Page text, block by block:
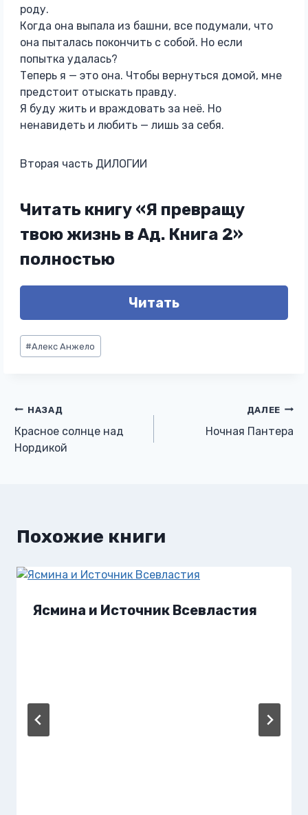
роду.
Когда она выпала из башни, все подумали, что
она пыталась покончить с собой. Но если
попытка удалась?
Теперь я — это она. Чтобы вернуться домой, мне
предстоит отыскать правду.
Я буду жить и враждовать за неё. Но
ненавидеть и любить — лишь за себя.
Вторая часть ДИЛОГИИ
Читать книгу «Я превращу
твою жизнь в Ад. Книга 2»
полностью
Читать
Метки
записи:
#Алекс Анжело
Навигация
по
НАЗАД
Красное солнце над
Нордикой
ДАЛЕЕ
Ночная Пантера
Похожие книги
Ясмина и Источник Всевластия